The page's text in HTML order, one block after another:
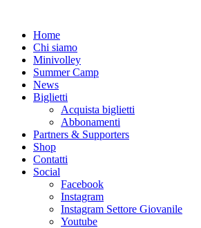
Home
Chi siamo
Minivolley
Summer Camp
News
Biglietti
Acquista biglietti
Abbonamenti
Partners & Supporters
Shop
Contatti
Social
Facebook
Instagram
Instagram Settore Giovanile
Youtube